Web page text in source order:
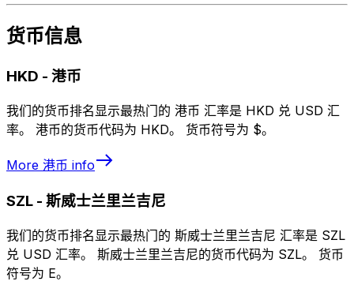
货币信息
HKD - 港币
我们的货币排名显示最热门的 港币 汇率是 HKD 兑 USD 汇
率。 港币的货币代码为 HKD。 货币符号为 $。
More 港币 info
SZL - 斯威士兰里兰吉尼
我们的货币排名显示最热门的 斯威士兰里兰吉尼 汇率是 SZL
兑 USD 汇率。 斯威士兰里兰吉尼的货币代码为 SZL。 货币
符号为 E。